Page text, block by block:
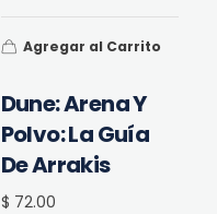
Dune: Arena Y
Polvo: La Guía
De Arrakis
$ 72.00
Agregar al Carrito